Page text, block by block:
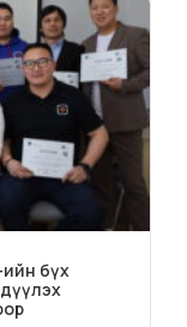
ийн бүх